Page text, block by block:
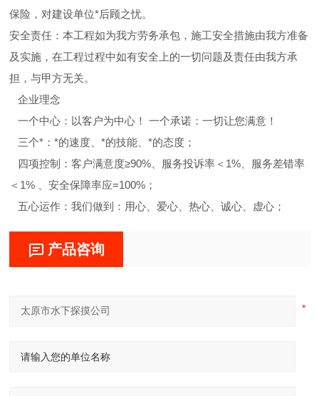
保险，对建设单位*后顾之忧。
安全责任：本工程如为我方劳务承包，施工安全措施由我方准备
及实施，在工程过程中如有安全上的一切问题及责任由我方承
担，与甲方无关。
企业理念
一个中心：以客户为中心！ 一个承诺：一切让您满意！
三个*：*的速度、*的技能、*的态度；
四项控制：客户满意度≥90%、服务投诉率＜1%、服务差错率
＜1% 、安全保障率应=100%；
五心运作：我们做到：用心、爱心、热心、诚心、虚心；
产品咨询